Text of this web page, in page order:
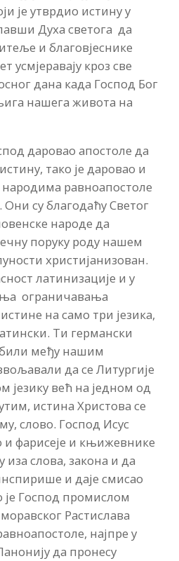
је утврдио истину у
Духа светога да
и благовјеснике
усмјеравају кроз све
дана када Господ Бог
нашега живота на
даровао апостоле да
тако је даровао и
равноапостоле
су благодаћу Светог
народе да
поруку роду нашем
христијанизован.
латинизације и у
ограничавања
на само три језика,
Ти германски
међу нашим
да се Литургије
језику већ на једном од
истина Христова се
слово. Господ Исус
и фарисеје и књижевнике
иза слова, закона и да
и даје смисао
је Господ промислом
Растислава
најпре у
да пронесу